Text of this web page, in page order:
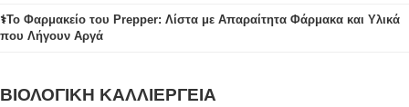
⚕️Το Φαρμακείο του Prepper: Λίστα με Απαραίτητα Φάρμακα και Υλικά
που Λήγουν Αργά
ΒΙΟΛΟΓΙΚΗ ΚΑΛΛΙΕΡΓΕΙΑ